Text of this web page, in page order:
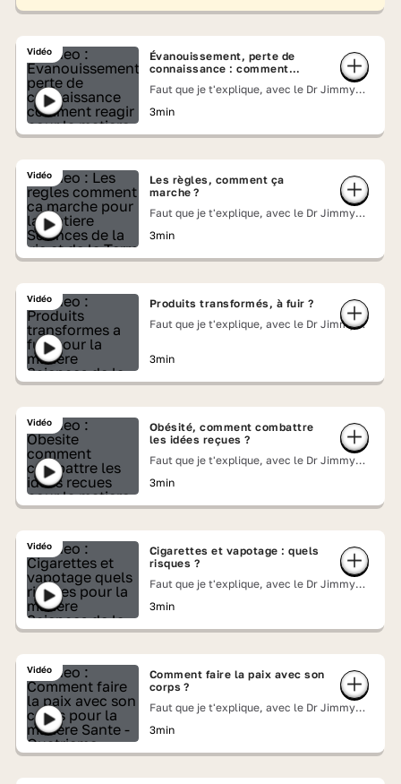
Vidéo
Évanouissement, perte de
connaissance : comment
Faut que je t'explique, avec le Dr Jimmy
3min
Vidéo
Les règles, comment ça
marche ?
Faut que je t'explique, avec le Dr Jimmy
3min
Vidéo
Produits transformés, à fuir ?
Faut que je t'explique, avec le Dr Jimmy
3min
Vidéo
Obésité, comment combattre
les idées reçues ?
Faut que je t'explique, avec le Dr Jimmy
3min
Vidéo
Cigarettes et vapotage : quels
risques ?
Faut que je t'explique, avec le Dr Jimmy
3min
Vidéo
Comment faire la paix avec son
corps ?
Faut que je t'explique, avec le Dr Jimmy
3min